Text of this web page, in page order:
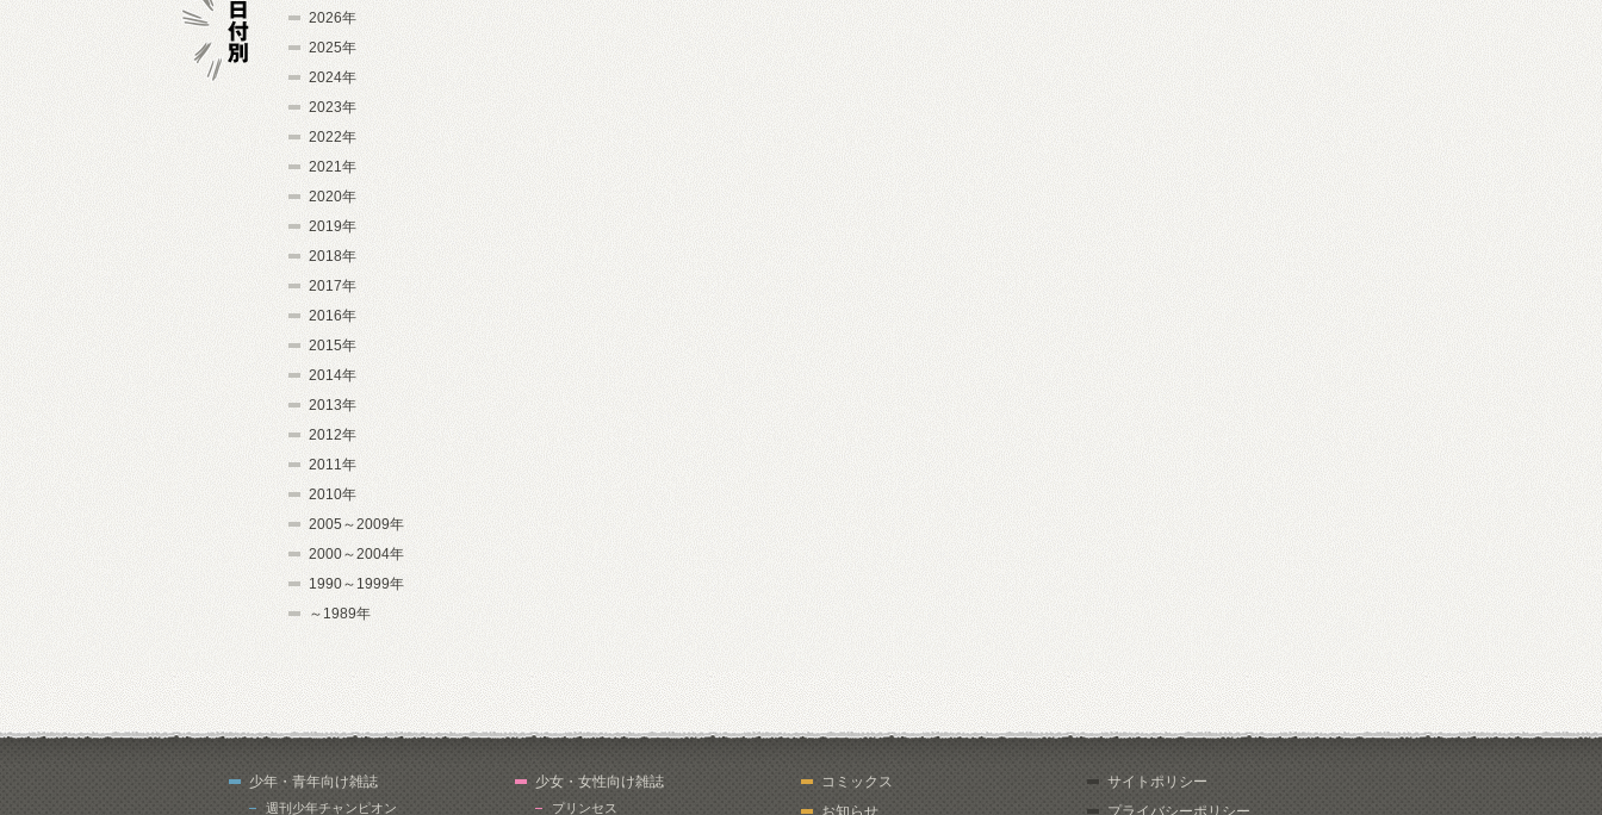
2026年
2025年
2024年
2023年
2022年
2021年
2020年
2019年
2018年
2017年
2016年
2015年
2014年
2013年
2012年
2011年
2010年
2005～2009年
2000～2004年
1990～1999年
～1989年
少年・青年向け雑誌
週刊少年チャンピオン
少女・女性向け雑誌
プリンセス
コミックス
お知らせ
サイトポリシー
プライバシーポリシー